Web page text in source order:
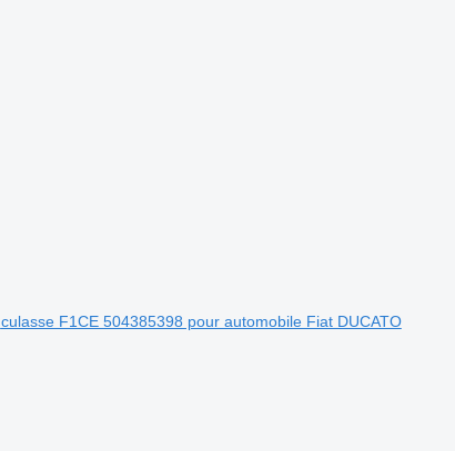
culasse F1CE 504385398 pour automobile Fiat DUCATO